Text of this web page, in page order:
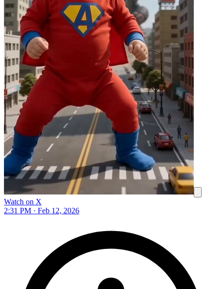
Watch on X
2:31 PM · Feb 12, 2026